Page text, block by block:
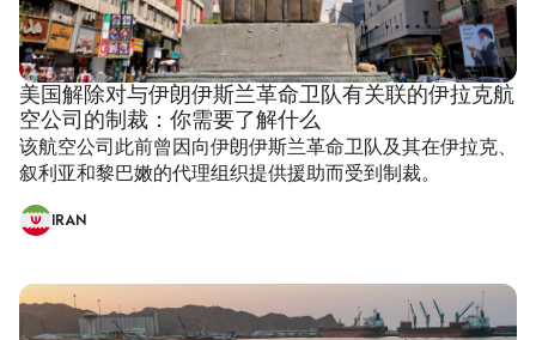
美国解除对与伊朗伊斯兰革命卫队有关联的伊拉克航
空公司的制裁：你需要了解什么
该航空公司此前曾因向伊朗伊斯兰革命卫队及其在伊拉克、
叙利亚和黎巴嫩的代理组织提供援助而受到制裁。
IRAN